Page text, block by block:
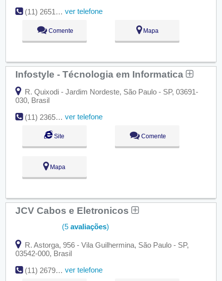
(11) 2651-9588
ver telefone
Comente Mapa
Infostyle - Técnologia em Informatica
R. Quixodi - Jardim Nordeste, São Paulo - SP, 03691-
030, Brasil
(11) 2365-6500
ver telefone
Site Comente
Mapa
JCV Cabos e Eletronicos
(5 avaliações)
R. Astorga, 956 - Vila Guilhermina, São Paulo - SP,
03542-000, Brasil
(11) 2679-5000
ver telefone